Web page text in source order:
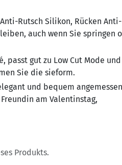
Rutsch Silikon, Rücken
auch wenn Sie springen
passt gut zu Low Cut Mode und
Sie die sieform.
und bequem
am Valentinstag,
Produkts.